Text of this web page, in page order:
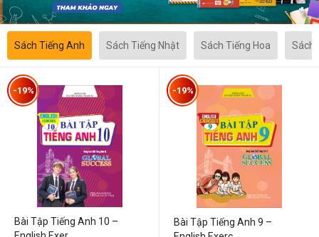
Sách Tiếng Anh Sách Tiếng Nhật Sách Tiếng Hoa Sách
Bài Tập Tiếng Anh 10 –
-19%
Bài Tập Tiếng Anh 9 –
-19%